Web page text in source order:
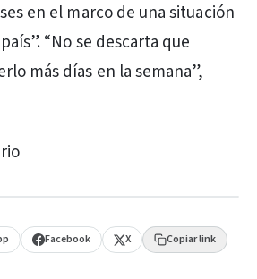
en el marco de una situación
“No se descarta que
más días en la semana”,
Facebook X Copiar link